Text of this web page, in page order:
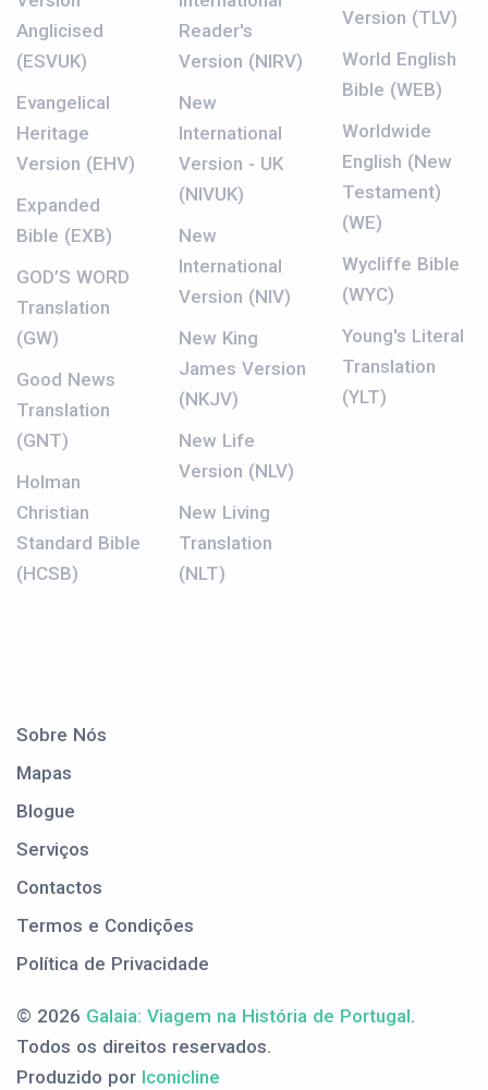
Anglicised
(ESVUK)
Evangelical
Heritage
Version (EHV)
Expanded
Bible (EXB)
GOD’S WORD
Translation
(GW)
Good News
Translation
(GNT)
Holman
Christian
Standard Bible
(HCSB)
Reader's
Version (NIRV)
New
International
Version - UK
(NIVUK)
New
International
Version (NIV)
New King
James Version
(NKJV)
New Life
Version (NLV)
New Living
Translation
(NLT)
Version (TLV)
World English
Bible (WEB)
Worldwide
English (New
Testament)
(WE)
Wycliffe Bible
(WYC)
Young's Literal
Translation
(YLT)
Sobre Nós
Mapas
Blogue
Serviços
Contactos
Termos e Condições
Política de Privacidade
© 2026 Galaia: Viagem na História de Portugal.
Todos os direitos reservados.
Produzido por Iconicline